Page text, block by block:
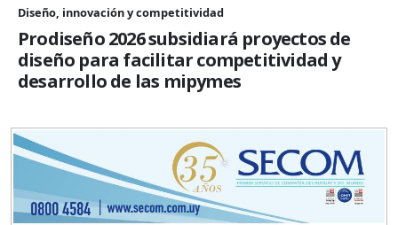
Diseño, innovación y competitividad
Prodiseño 2026 subsidiará proyectos de
diseño para facilitar competitividad y
desarrollo de las mipymes